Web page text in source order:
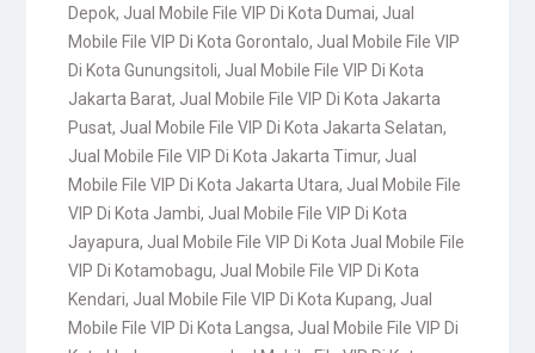
Depok, Jual Mobile File VIP Di Kota Dumai, Jual
Mobile File VIP Di Kota Gorontalo, Jual Mobile File VIP
Di Kota Gunungsitoli, Jual Mobile File VIP Di Kota
Jakarta Barat, Jual Mobile File VIP Di Kota Jakarta
Pusat, Jual Mobile File VIP Di Kota Jakarta Selatan,
Jual Mobile File VIP Di Kota Jakarta Timur, Jual
Mobile File VIP Di Kota Jakarta Utara, Jual Mobile File
VIP Di Kota Jambi, Jual Mobile File VIP Di Kota
Jayapura, Jual Mobile File VIP Di Kota Jual Mobile File
VIP Di Kotamobagu, Jual Mobile File VIP Di Kota
Kendari, Jual Mobile File VIP Di Kota Kupang, Jual
Mobile File VIP Di Kota Langsa, Jual Mobile File VIP Di